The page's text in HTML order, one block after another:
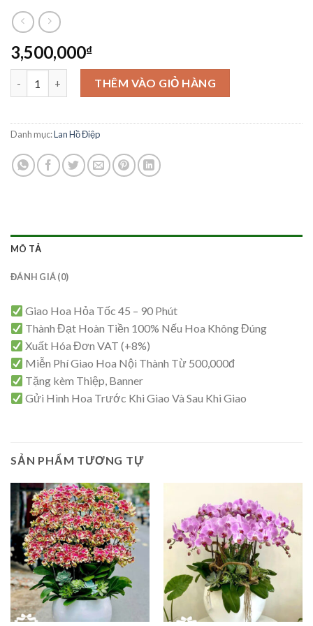
3,500,000₫
Mẫu Lan Hồ Điệp – HĐ91 số lượng
THÊM VÀO GIỎ HÀNG
Danh mục:Lan Hồ Điệp
MÔ TẢ
ĐÁNH GIÁ (0)
Giao Hoa Hỏa Tốc 45 – 90 Phút
Thành Đạt Hoàn Tiền 100% Nếu Hoa Không Đúng
Xuất Hóa Đơn VAT (+8%)
Miễn Phí Giao Hoa Nội Thành Từ 500,000đ
Tặng kèm Thiệp, Banner
Gửi Hình Hoa Trước Khi Giao Và Sau Khi Giao
SẢN PHẨM TƯƠNG TỰ